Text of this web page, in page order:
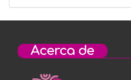
Acerca de